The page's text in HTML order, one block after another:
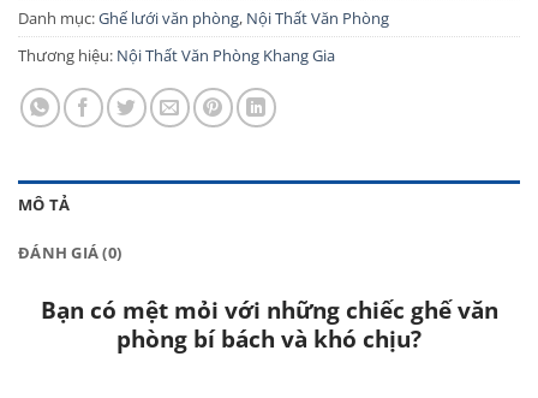
Danh mục:Ghế lưới văn phòng, Nội Thất Văn Phòng
Thương hiệu: Nội Thất Văn Phòng Khang Gia
MÔ TẢ
ĐÁNH GIÁ (0)
Bạn có mệt mỏi với những chiếc ghế văn
phòng bí bách và khó chịu?